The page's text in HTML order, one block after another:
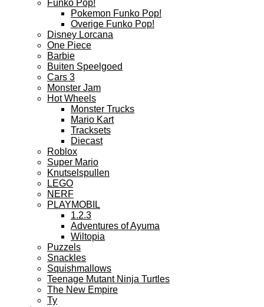
Funko Pop!
Pokemon Funko Pop!
Overige Funko Pop!
Disney Lorcana
One Piece
Barbie
Buiten Speelgoed
Cars 3
Monster Jam
Hot Wheels
Monster Trucks
Mario Kart
Tracksets
Diecast
Roblox
Super Mario
Knutselspullen
LEGO
NERF
PLAYMOBIL
1.2.3
Adventures of Ayuma
Wiltopia
Puzzels
Snackles
Squishmallows
Teenage Mutant Ninja Turtles
The New Empire
Ty